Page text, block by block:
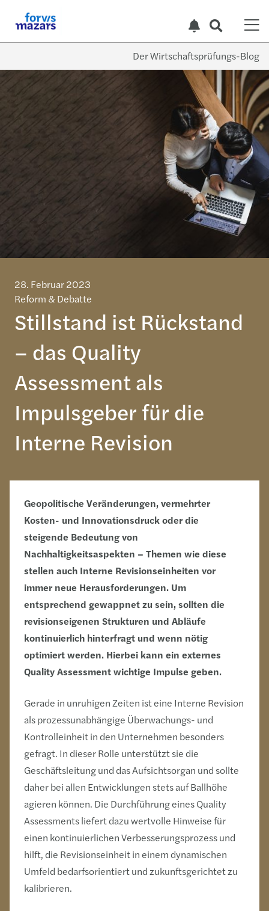
Der Wirtschaftsprüfungs-Blog
Stillstand ist Rückstand
– das Quality
Assessment als
Impulsgeber für die
Interne Revision
Reform & Debatte
28. Februar 2023
Geopolitische Veränderungen, vermehrter
Kosten- und Innovationsdruck oder die
steigende Bedeutung von
Nachhaltigkeitsaspekten – Themen wie diese
stellen auch Interne Revisionseinheiten vor
immer neue Herausforderungen. Um
entsprechend gewappnet zu sein, sollten die
revisionseigenen Strukturen und Abläufe
kontinuierlich hinterfragt und wenn nötig
optimiert werden. Hierbei kann ein externes
Quality Assessment wichtige Impulse geben.
Gerade in unruhigen Zeiten ist eine Interne Revision
als prozessunabhängige Überwachungs- und
Kontrolleinheit in den Unternehmen besonders
gefragt. In dieser Rolle unterstützt sie die
Geschäftsleitung und das Aufsichtsorgan und sollte
daher bei allen Entwicklungen stets auf Ballhöhe
agieren können. Die Durchführung eines Quality
Assessments liefert dazu wertvolle Hinweise für
einen kontinuierlichen Verbesserungsprozess und
hilft, die Revisionseinheit in einem dynamischen
Umfeld bedarfsorientiert und zukunftsgerichtet zu
kalibrieren.